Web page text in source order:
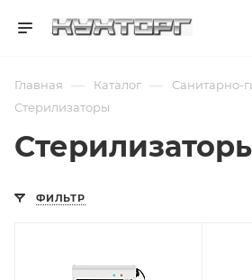
Главная — Каталог — Санитарно-
Стерилизаторы
ФИЛЬТР
14 шт.; 220 В 10